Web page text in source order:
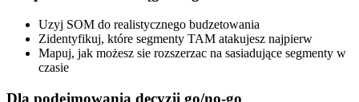
Uzyj SOM do realistycznego budzetowania
Zidentyfikuj, które segmenty TAM atakujesz najpierw
Mapuj, jak możesz sie rozszerzac na sasiadujące segmenty w
czasie
Dla podejmowania decyzji go/no-go